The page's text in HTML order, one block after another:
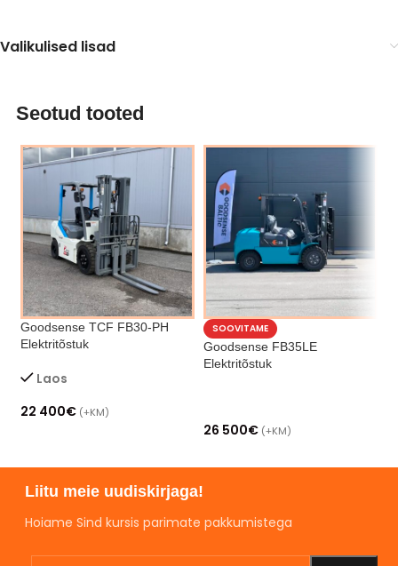
Valikulised lisad
Seotud tooted
Goodsense TCF FB30-PH
Elektritõstuk
Laos
22 400€ (+KM)
SOOVITAME
Goodsense FB35LE
Elektritõstuk
26 500€ (+KM)
Liitu meie uudiskirjaga!
Hoiame Sind kursis parimate pakkumistega